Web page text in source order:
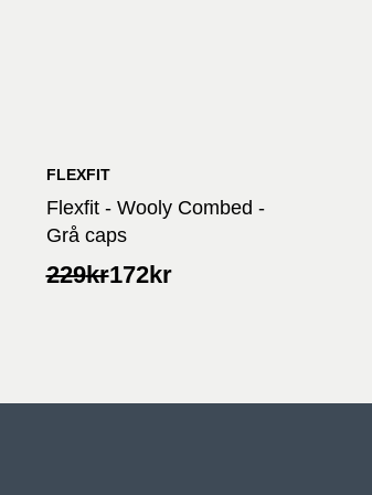
FLEXFIT
Flexfit - Wooly Combed -
Grå caps
229kr
Opprinnelig
172kr
Nåværende